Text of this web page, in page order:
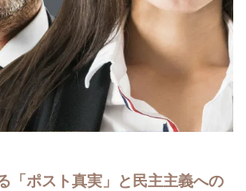
「ポスト真実」と民主主義への